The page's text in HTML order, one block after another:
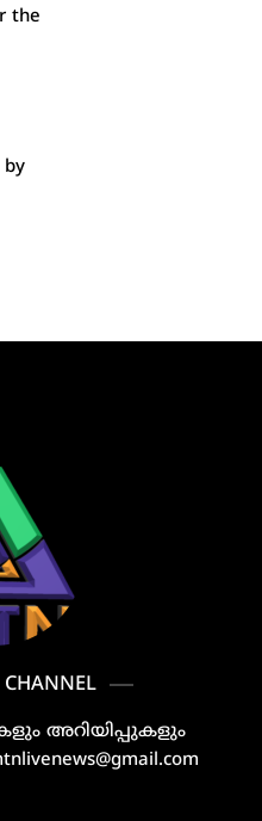
the
by
അറിയിപ്പുകളും